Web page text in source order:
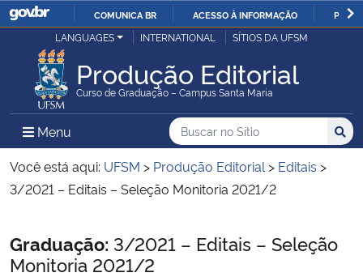
IR
O
COMUNICA BR ACESSO À INFORMAÇÃO
Ministério da Justiça e Segurança Pública
Ministério da Defesa
Ministério das Relações Exteriores
Ministério da Infraestrutura
LANGUAGES INTERNATIONAL SÍTIOS DA UFSM
Produção Editorial
Curso de Graduação – Campus Santa Maria
Menu Menu Principal do Sítio
Busca
Buscar no no Sítio
Busca:
Você está aqui: UFSM > Produção Editorial > Editais >
3/2021 – Editais – Seleção Monitoria 2021/2
Início do conteúdo
Graduação: 3/2021 – Editais – Seleção
Monitoria 2021/2